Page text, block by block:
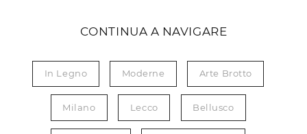
CONTINUA A NAVIGARE
In Legno Moderne Arte Brotto
Milano Lecco Bellusco